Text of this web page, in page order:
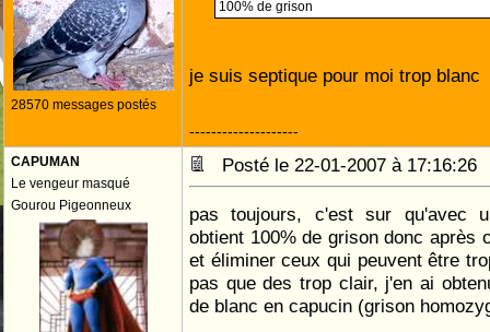
28570 messages postés
100% de grison
je suis septique pour moi trop blanc
--------------------
CAPUMAN
Le vengeur masqué
Gourou Pigeonneux
Posté le 22-01-2007 à
pas toujours, c'est sur qu'avec
obtient 100% de grison donc après
et éliminer ceux qui peuvent être
pas que des trop clair, j'en ai
de blanc en capucin (grison